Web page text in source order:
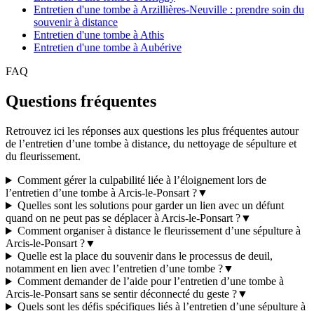
Entretien d'une tombe à Arzillières-Neuville : prendre soin du
souvenir à distance
Entretien d'une tombe à Athis
Entretien d'une tombe à Aubérive
FAQ
Questions fréquentes
Retrouvez ici les réponses aux questions les plus fréquentes autour
de l’entretien d’une tombe à distance, du nettoyage de sépulture et
du fleurissement.
Comment gérer la culpabilité liée à l’éloignement lors de
l’entretien d’une tombe à Arcis-le-Ponsart ?▼
Quelles sont les solutions pour garder un lien avec un défunt
quand on ne peut pas se déplacer à Arcis-le-Ponsart ?▼
Comment organiser à distance le fleurissement d’une sépulture à
Arcis-le-Ponsart ?▼
Quelle est la place du souvenir dans le processus de deuil,
notamment en lien avec l’entretien d’une tombe ?▼
Comment demander de l’aide pour l’entretien d’une tombe à
Arcis-le-Ponsart sans se sentir déconnecté du geste ?▼
Quels sont les défis spécifiques liés à l’entretien d’une sépulture à